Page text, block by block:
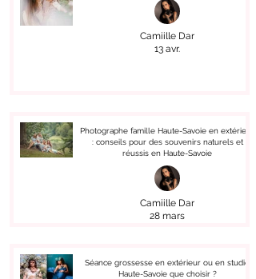
Camiille Dar
13 avr.
Photographe famille Haute-Savoie en extérieur
: conseils pour des souvenirs naturels et
réussis en Haute-Savoie
Camiille Dar
28 mars
Séance grossesse en extérieur ou en studio
Haute-Savoie que choisir ?